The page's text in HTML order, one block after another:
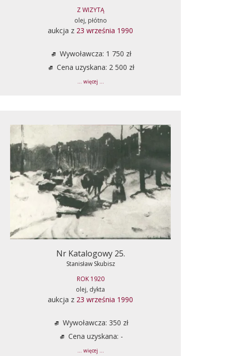
Z WIZYTĄ
olej, płótno
aukcja z 23 września 1990
Wywoławcza: 1 750 zł
Cena uzyskana: 2 500 zł
... więcej ...
Nr Katalogowy 25.
Stanisław Skubisz
ROK 1920
olej, dykta
aukcja z 23 września 1990
Wywoławcza: 350 zł
Cena uzyskana: -
... więcej ...